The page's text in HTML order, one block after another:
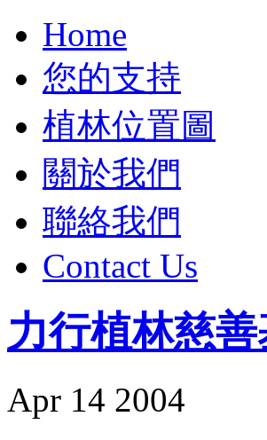
Home
您的支持
植林位置圖
關於我們
聯絡我們
Contact Us
力行植林慈
Apr 14 2004